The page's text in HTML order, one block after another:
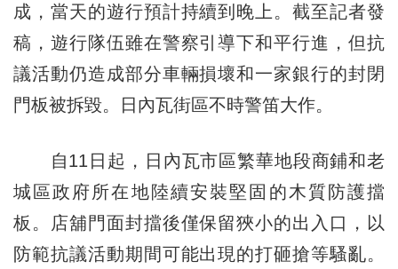
成，當天的遊行預計持續到晚上。截至記者發
稿，遊行隊伍雖在警察引導下和平行進，但抗
議活動仍造成部分車輛損壞和一家銀行的封閉
門板被拆毀。日內瓦街區不時警笛大作。
自11日起，日內瓦市區繁華地段商鋪和老
城區政府所在地陸續安裝堅固的木質防護擋
板。店舖門面封擋後僅保留狹小的出入口，以
防範抗議活動期間可能出現的打砸搶等騷亂。